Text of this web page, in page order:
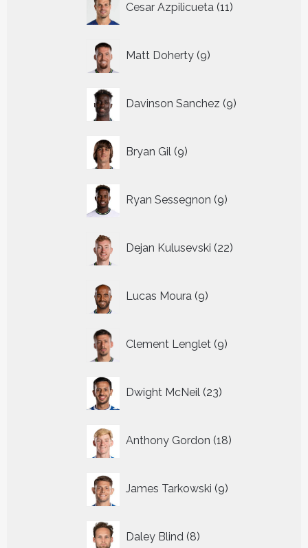
Cesar Azpilicueta 11
producten
Matt Doherty 9
producten
Davinson Sanchez 9
producten
Bryan Gil 9
producten
Ryan Sessegnon 9
producten
Dejan Kulusevski 22
producten
Lucas Moura 9
producten
Clement Lenglet 9
producten
Dwight McNeil 23
producten
Anthony Gordon 18
producten
James Tarkowski 9
producten
Daley Blind 8
producten